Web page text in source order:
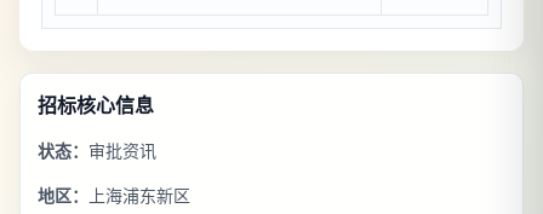
招标核心信息
状态： 审批资讯
地区：
上海浦东新区